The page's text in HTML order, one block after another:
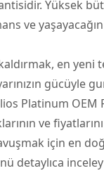
Yüksek
ve
en
gücüyle
Platinum OEM
ve
için en
detaylıca